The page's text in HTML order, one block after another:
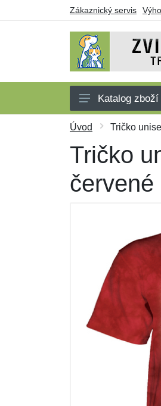
Zákaznický servis
Trička
Tílka
Šaty
Katalog zboží
Úvod Tričko
Tričko
červené